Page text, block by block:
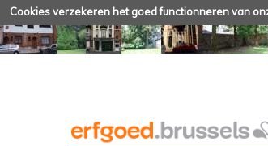
Cookies verzekeren het goed functionneren van